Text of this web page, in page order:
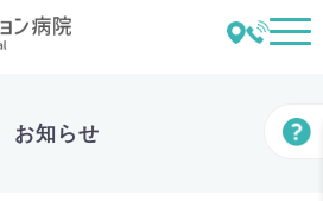
お知らせ